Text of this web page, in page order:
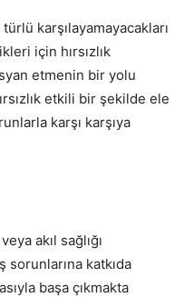
karşılayamayacakları
için hırsızlık
etmenin bir yolu
etkili bir şekilde ele
karşı karşıya
akıl sağlığı
sorunlarına katkıda
başa çıkmakta